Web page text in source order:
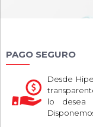
PAGO SEGURO
Desde
lo desea